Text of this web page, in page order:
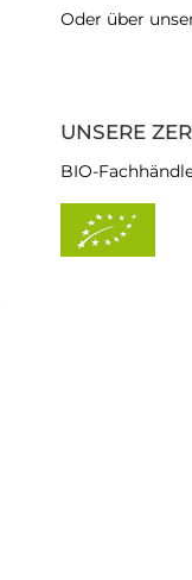
Oder über
UNSERE
BIO-